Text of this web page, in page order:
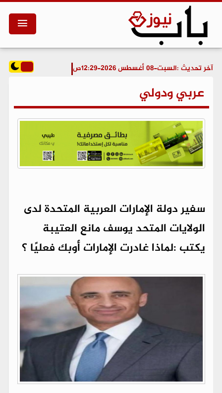
آخر تحديث :السبت-08 أغسطس 2026-12:29ص
عربي ودولي
سفير دولة الإمارات العربية المتحدة لدى
الولايات المتحد يوسف مانع العتيبة
يكتب :لماذا غادرت الإمارات أوبك فعليًا ؟